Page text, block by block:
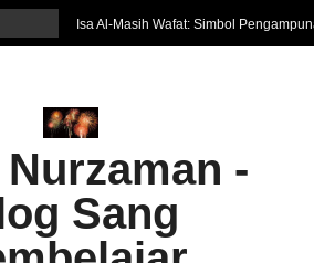
Isa Al-Masih Wafat: Simbol
Harapan Baru
Ghosting: Menghilang Tanpa Jejak, Tren
Bukan Seberapa Keras Kita Jatuh, tetapi
Bagaimana Kita Bangkit Kembali
Dampak Fatherless: Ketika Anak Salah
Mengartikan Cinta dan Kasih Sayang
-
Sang